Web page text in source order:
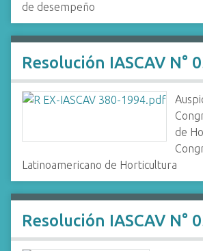
de desempeño
Resolución IASCAV N°
de
Latinoamericano de Horticultura
Resolución IASCAV N°